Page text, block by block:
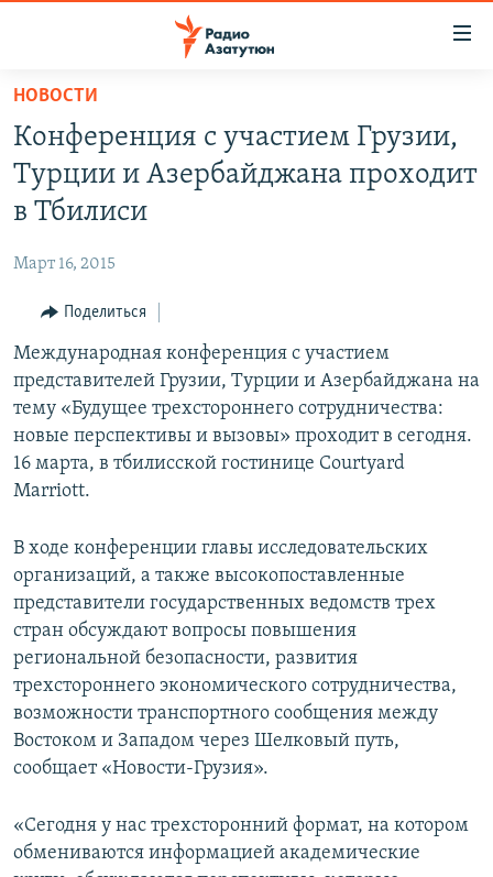
Перейти
основному
содержанию
Перейти
основной
навигации
Перейти
поиску
ГЛАВНАЯ
НОВОСТИ
ПОЛИТИКА
ЭКОНОМИКА
РЕГИОН
НАГОРНЫЙ КАРАБАХ
КУЛЬТУРА
СПОРТ
АРХИВ
English
Русский
НОВОСТИ
Конференция с участием Грузии,
Турции и Азербайджана проходит
в Тбилиси
Март 16, 2015
Поделиться
Международная конференция с участием
представителей Грузии, Турции и Азербайджана на
тему «Будущее трехстороннего сотрудничества:
новые перспективы и вызовы» проходит в сегодня.
16 марта, в тбилисской гостинице Courtyard
Marriott.
В ходе конференции главы исследовательских
организаций, а также высокопоставленные
представители государственных ведомств трех
стран обсуждают вопросы повышения
региональной безопасности, развития
трехстороннего экономического сотрудничества,
возможности транспортного сообщения между
Востоком и Западом через Шелковый путь,
сообщает «Новости-Грузия».
«Сегодня у нас трехсторонний формат, на котором
обмениваются информацией академические